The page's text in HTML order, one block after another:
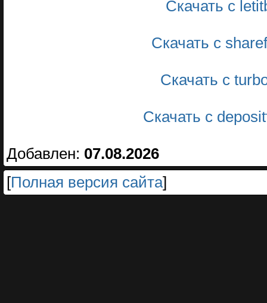
Скачать с
Скачать с
Скачать с
Скачать с
Добавлен: 07.08.2026
[Полная версия сайта]